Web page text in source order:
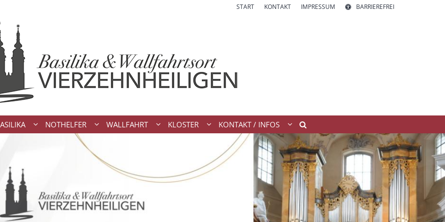
START KONTAKT IMPRESSUM BARRIEREFREI
NOTHELFER WALLFAHRT KLOSTER KONTAKT / INFOS